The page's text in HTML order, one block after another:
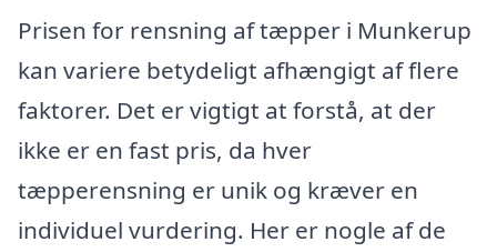
Prisen for rensning af tæpper i Munkerup
kan variere betydeligt afhængigt af flere
faktorer. Det er vigtigt at forstå, at der
ikke er en fast pris, da hver
tæpperensning er unik og kræver en
individuel vurdering. Her er nogle af de